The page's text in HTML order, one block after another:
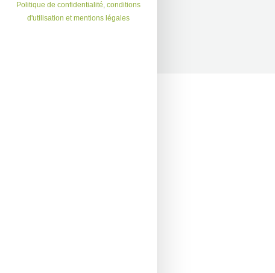
Politique de confidentialité, conditions
d'utilisation et mentions légales